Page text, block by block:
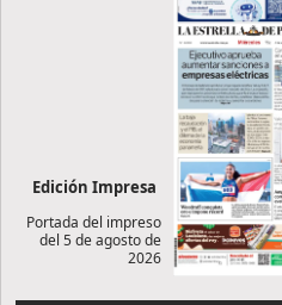
Edición Impresa
Portada del impreso
del 5 de agosto de
2026